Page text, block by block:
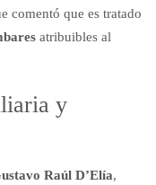
comentó que es tratado
atribuibles al
y
Raúl D’Elía,